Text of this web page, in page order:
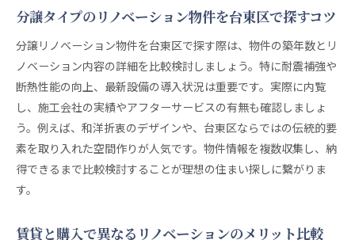
分譲タイプのリノベーション物件を台東区で探すコツ
分譲リノベーション物件を台東区で探す際は、物件の築年数とリ
ノベーション内容の詳細を比較検討しましょう。特に耐震補強や
断熱性能の向上、最新設備の導入状況は重要です。実際に内覧
し、施工会社の実績やアフターサービスの有無も確認しましょ
う。例えば、和洋折衷のデザインや、台東区ならではの伝統的要
素を取り入れた空間作りが人気です。物件情報を複数収集し、納
得できるまで比較検討することが理想の住まい探しに繋がりま
す。
賃貸と購入で異なるリノベーションのメリット比較